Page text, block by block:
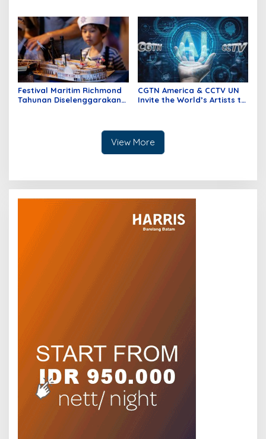
AS
Festival Maritim Richmond
Tahunan Diselenggarakan
CGTN America & CCTV UN
Invite the World’s Artists to
View More